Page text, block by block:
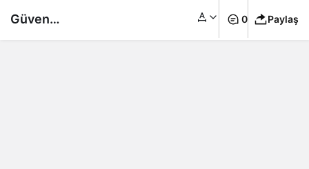
Güven 0 Paylaş